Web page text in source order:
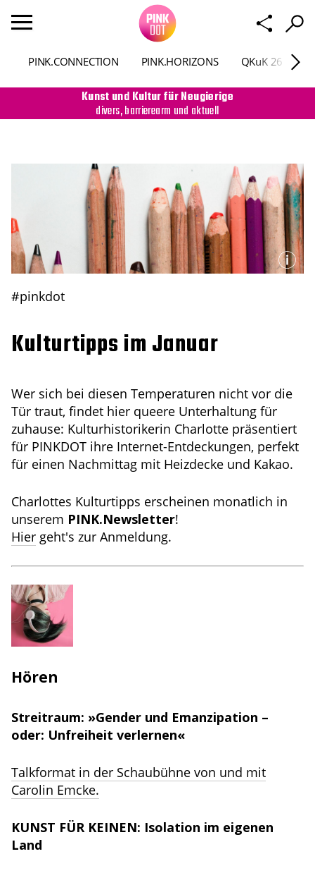
PINK.CONNECTION PINK.HORIZONS QKuK 26
Kunst und Kultur für Neugierige
divers, barrierearm und aktuell
#pinkdot
Kulturtipps im Januar
Wer sich bei diesen Temperaturen nicht vor die
Tür traut, findet hier queere Unterhaltung für
zuhause: Kulturhistorikerin Charlotte präsentiert
für PINKDOT ihre Internet-Entdeckungen, perfekt
für einen Nachmittag mit Heizdecke und Kakao.
Charlottes Kulturtipps erscheinen monatlich in
unserem PINK.Newsletter!
Hier geht's zur Anmeldung.
Hören
Streitraum: »Gender und Emanzipation –
oder: Unfreiheit verlernen«
Talkformat in der Schaubühne von und mit
Carolin Emcke.
KUNST FÜR KEINEN: Isolation im eigenen
Land